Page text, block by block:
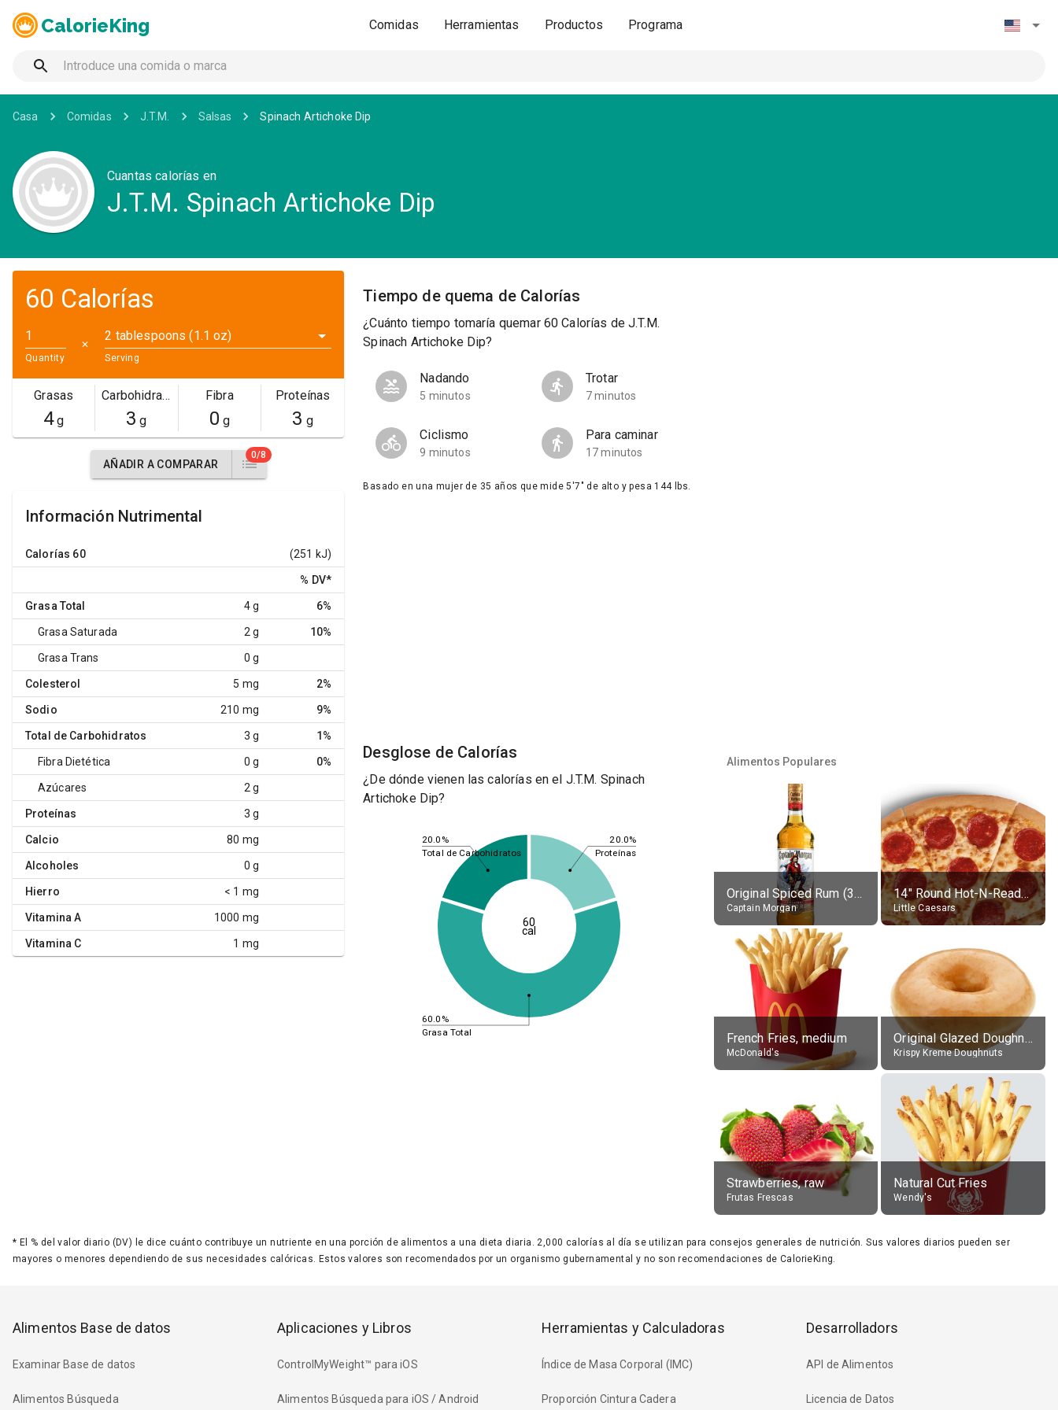
CalorieKing Comidas Herramientas Productos Programa
Casa Comidas J.T.M. Salsas Spinach Artichoke Dip
Cuantas calorías en
J.T.M. Spinach Artichoke Dip
60 Calorías
Quantity
✕
2 tablespoons (1.1 oz)
Serving
Grasas
4g
Carbohidratos
3 g
Fibra
0 g
Proteínas
3 g
AÑADIR A COMPARAR
0/8
Información Nutrimental
Calorías 60 (251 kJ)
% DV*
Grasa Total 4 g 6%
Grasa Saturada 2 g 10%
Grasa Trans 0 g
Colesterol 5 mg 2%
Sodio 210 mg 9%
Total de Carbohidratos 3 g 1%
Fibra Dietética 0 g 0%
Azúcares 2 g
Proteínas 3 g
Calcio 80 mg
Alcoholes 0 g
Hierro < 1 mg
Vitamina A 1000 mg
Vitamina C 1 mg
Tiempo de quema de Calorías
¿Cuánto tiempo tomaría quemar 60 Calorías de J.T.M.
Spinach Artichoke Dip?
Nadando
5 minutos
Trotar
7 minutos
Ciclismo
9 minutos
Para caminar
17 minutos
Basado en una mujer de 35 años que mide 5'7" de alto y pesa 144 lbs.
Desglose de Calorías
¿De dónde vienen las calorías en el J.T.M. Spinach
Artichoke Dip?
20.0%
60.0%
20.0%
Proteínas
Grasa Total
Total de Carbohidratos
60
cal
Alimentos Populares
Original Spiced Rum (35% alc.)
Captain Morgan
14" Round Hot-N-Ready Pepperoni Pizza
Little Caesars
French Fries, medium
McDonald's
Original Glazed Doughnut
Krispy Kreme Doughnuts
Strawberries, raw
Frutas Frescas
Natural Cut Fries
Wendy's
* El % del valor diario (DV) le dice cuánto contribuye un nutriente en una porción de alimentos a una dieta diaria. 2,000 calorías al día se utilizan para consejos generales de nutrición. Sus valores diarios pueden ser
mayores o menores dependiendo de sus necesidades calóricas. Estos valores son recomendados por un organismo gubernamental y no son recomendaciones de CalorieKing.
Alimentos Base de datos
Examinar Base de datos
Alimentos Búsqueda
Aplicaciones y Libros
ControlMyWeight™ para iOS
Alimentos Búsqueda para iOS / Android
Herramientas y Calculadoras
Índice de Masa Corporal (IMC)
Proporción Cintura Cadera
Desarrolladors
API de Alimentos
Licencia de Datos